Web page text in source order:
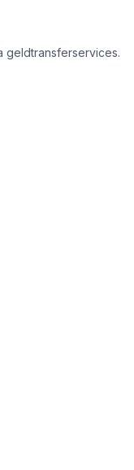
geldtransferservices.